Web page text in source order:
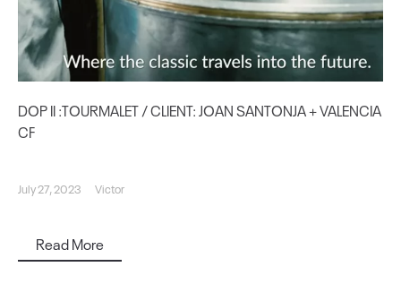
DOP II :TOURMALET / CLIENT: JOAN SANTONJA + VALENCIA
CF
July 27, 2023 Victor
Read More